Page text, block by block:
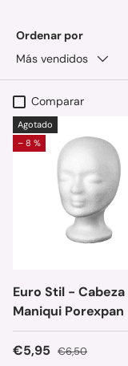
Ordenar por
Más vendidos
Comparar
Agotado
– 8 %
Euro Stil - Cabeza
Maniqui Porexpan
Precio de venta
€5,95 Precio normal
€6,50